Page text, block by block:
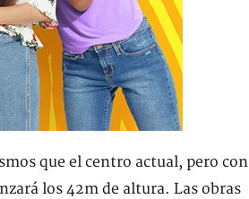
que el centro actual, pero con
los 42m de altura. Las obras